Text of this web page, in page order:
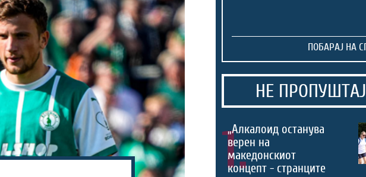
НЕ ПРОПУШТАЈ
1.
„Алкалоид останува
верен на
македонскиот
концепт - странците